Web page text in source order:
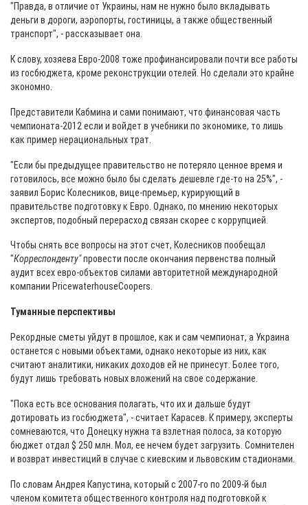
"Правда, в отличие от Украины, нам не нужно было вкладывать
деньги в дороги, аэропорты, гостиницы, а также общественный
транспорт", - рассказывает она.
К слову, хозяева Евро-2008 тоже профинансировали почти все работы
из госбюджета, кроме реконструкции отелей. Но сделали это крайне
экономно.
Представители Кабмина и сами понимают, что финансовая часть
чемпионата-2012 если и войдет в учебники по экономике, то лишь
как пример нерациональных трат.
"Если бы предыдущее правительство не потеряло ценное время и
готовилось, все можно было бы сделать дешевле где-то на 25%", -
заявил Борис Колесников, вице-премьер, курирующий в
правительстве подготовку к Евро. Однако, по мнению некоторых
экспертов, подобный перерасход связан скорее с коррупцией.
Чтобы снять все вопросы на этот счет, Колесников пообещал
"Корреспонденту"провести после окончания первенства полный
аудит всех евро-объектов силами авторитетной международной
компании PricewaterhouseCoopers.
Туманные перспективы
Рекордные сметы уйдут в прошлое, как и сам чемпионат, а Украина
останется с новыми объектами, однако некоторые из них, как
считают аналитики, никаких доходов ей не принесут. Более того,
будут лишь требовать новых вложений на свое содержание.
"Пока есть все основания полагать, что их и дальше будут
дотировать из госбюджета", - считает Карасев. К примеру, эксперты
сомневаются, что Донецку нужна та взлетная полоса, за которую
бюджет отдал $ 250 млн. Мол, ее нечем будет загрузить. Сомнителен
и возврат инвестиций в случае с киевским и львовским стадионами.
По словам Андрея Капустина, который с 2007-го по 2009-й был
членом комитета общественного контроля над подготовкой к